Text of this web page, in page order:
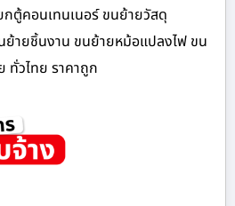
ตู้คอนเทนเนอร์ ขนย้ายวัสดุ
ย้ายชิ้นงาน ขนย้ายหม้อแปลงไฟ ขน
ทั่วไทย ราคาถูก